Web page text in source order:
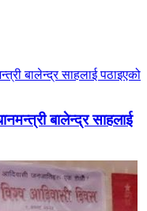
बालेन्द्र साहलाई